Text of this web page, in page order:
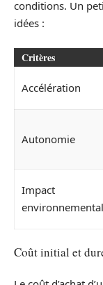
conditions. Un
idées :
Critères
Accélération
Autonomie
Impact
environnemental
Coût initial et